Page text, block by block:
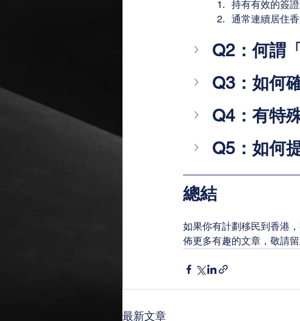
持有有效的簽
通常連續居住
Q2：何謂
Q3：如何
Q4：有特
Q5：如何
總結
如果你有計劃移民到香港
佈更多有趣的文章，敬請留
最新文章